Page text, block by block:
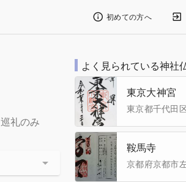
初めての方へ
巡礼のみ
よく見られている神社
東京大神宮
東京都千代田
鞍馬寺
京都府京都市